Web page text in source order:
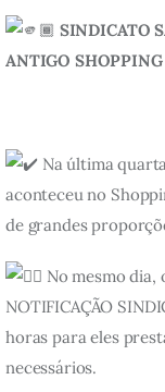
SINDICATO
ANTIGO
Na última
aconteceu no
de grandes
No mesmo dia,
NOTIFICAÇÃO
horas para eles
necessários.